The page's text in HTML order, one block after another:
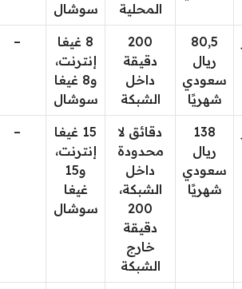
المحلية
سوشال
80,5
ريال
سعودي
شهريًا
200
دقيقة
داخل
الشبكة
8 غيغا
إنترنت،
و8 غيغا
سوشال
–
138
ريال
سعودي
شهريًا
دقائق لا
محدودة
داخل
الشبكة،
200
دقيقة
خارج
الشبكة
15 غيغا
إنترنت،
و15
غيغا
سوشال
–